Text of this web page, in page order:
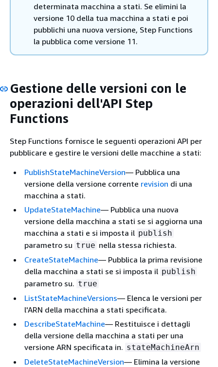
determinata macchina a stati. Se elimini la
versione 10 della tua macchina a stati e poi
pubblichi una nuova versione, Step Functions
la pubblica come versione 11.
Gestione delle versioni con le
operazioni dell'API Step
Functions
Step Functions fornisce le seguenti operazioni API per
pubblicare e gestire le versioni delle macchine a stati:
PublishStateMachineVersion— Pubblica una
versione della versione corrente revision di una
macchina a stati.
UpdateStateMachine— Pubblica una nuova
versione della macchina a stati se si aggiorna una
macchina a stati e si imposta il publish
parametro su true nella stessa richiesta.
CreateStateMachine— Pubblica la prima revisione
della macchina a stati se si imposta il publish
parametro su. true
ListStateMachineVersions— Elenca le versioni per
l'ARN della macchina a stati specificata.
DescribeStateMachine— Restituisce i dettagli
della versione della macchina a stati per una
versione ARN specificata in. stateMachineArn
DeleteStateMachineVersion— Elimina la versione